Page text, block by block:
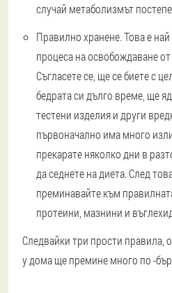
случай метаболизмът
Правилно хранене.Това е
процеса на освобождаване
Съгласете се, ще се биете с
бедрата си дълго време, ще
тестени изделия и други
първоначално има много
прекарате няколко дни в
да седнете на диета. След
преминавайте към
протеини, мазнини и
Следвайки три прости правила,
у дома ще премине много по -